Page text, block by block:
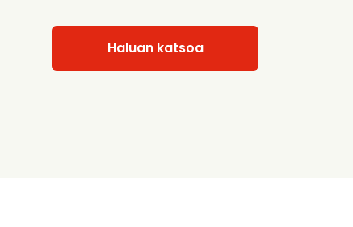
Haluan katsoa